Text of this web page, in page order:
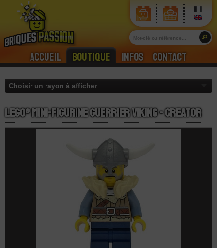
Accueil Boutique Infos Contact
LEGO® Mini-Figurine Guerrier Viking - Creator